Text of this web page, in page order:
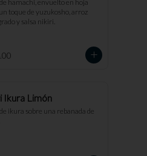
hamachi, envuelto en hoja
toque de yuzukosho, arroz
y salsa nikiri.
Ikura Limón
ikura sobre una rebanada de